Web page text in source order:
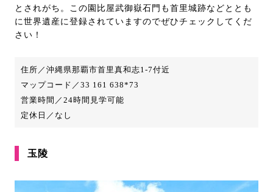
とされがち。この園比屋武御嶽石門も首里城跡などととも
に世界遺産に登録されていますのでぜひチェックしてくだ
さい！
住所／沖縄県那覇市首里真和志1-7付近
マップコード／33 161 638*73
営業時間／24時間見学可能
定休日／なし
玉陵